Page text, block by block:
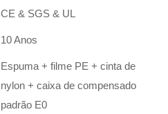
CE & SGS & UL
10 Anos
Espuma + filme PE + cinta de
nylon + caixa de compensado
padrão E0